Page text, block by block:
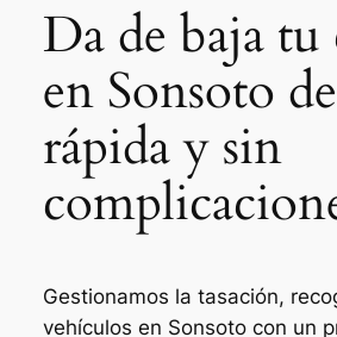
Da de baja tu
en Sonsoto
rápida y sin
Gestionamos la tasación,
vehículos en Sonsoto con un